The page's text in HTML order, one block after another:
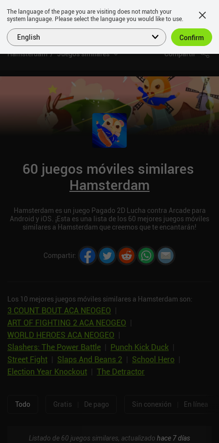
Hamsterdam Juegos similares Compartir
60 juegos móviles similares
Hamsterdam
Hamsterdam es un juego Pagado 2D Lucha contra Arcade para
Android y iOS. ¡Esta es una lista de los 60 mejores juegos móviles
similares a Hamsterdam que creemos que te encantarán!
Compartir:
Los 10 mejores juegos móviles similares a Hamsterdam son:
3 COUNT BOUT ACA NEOGEO
ART OF FIGHTING 2 ACA NEOGEO
WORLD HEROES ACA NEOGEO
Slashers: The Power Battle
Punch Kick Duck
Street Fight
Slaps And Beans 2 School Hero
Election Year Knockout
The Detractor
Todo Gratis De pago Sin conexión En línea
Listado de 60 juegos similares, actualizado hace 7 días
The language of the page you are visiting does not match your
system language. Please select the language you would like to use.
English Confirm